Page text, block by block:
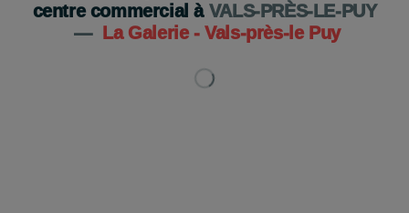
centre commercial à VALS-PRÈS-LE-PUY
—
La Galerie - Vals-près-le Puy